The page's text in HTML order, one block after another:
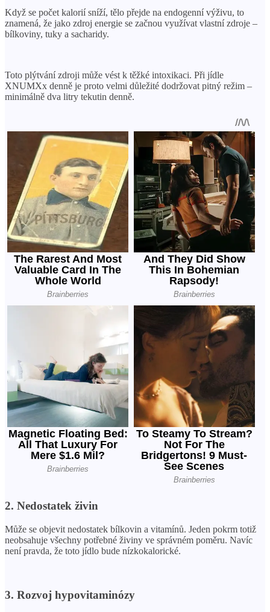
Když se počet kalorií sníží, tělo přejde na endogenní výživu, to
znamená, že jako zdroj energie se začnou využívat vlastní zdroje –
bílkoviny, tuky a sacharidy.
Toto plýtvání zdroji může vést k těžké intoxikaci. Při jídle
XNUMXx denně je proto velmi důležité dodržovat pitný režim –
minimálně dva litry tekutin denně.
2. Nedostatek živin
Může se objevit nedostatek bílkovin a vitamínů. Jeden pokrm totiž
neobsahuje všechny potřebné živiny ve správném poměru. Navíc
není pravda, že toto jídlo bude nízkokalorické.
3. Rozvoj hypovitaminózy